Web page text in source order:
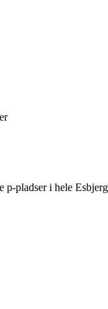
p-pladser i hele